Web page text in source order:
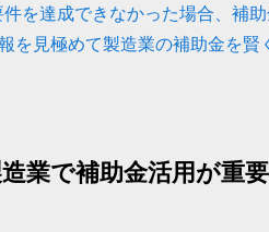
を達成できなかった場合、補
を見極めて製造業の補助金を賢
業で補助金活用が重